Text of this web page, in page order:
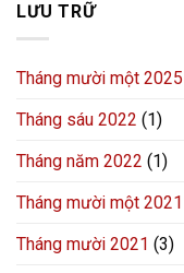
LƯU TRỮ
Tháng mười một 2025
Tháng sáu 2022 (1)
Tháng năm 2022 (1)
Tháng mười một 2021
Tháng mười 2021 (3)